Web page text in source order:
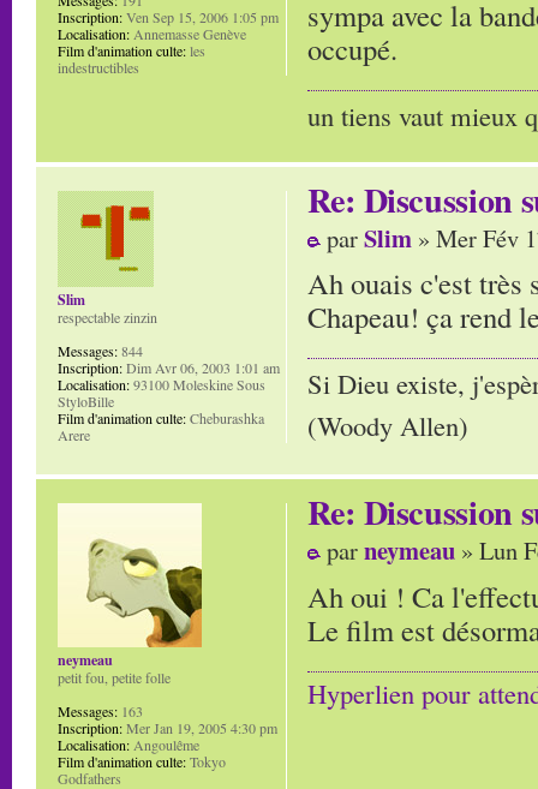
sympa avec la
occupé.
un tiens vaut mieux
Inscription:Ven Sep 15, 2006 1:05 pm
Localisation: Annemasse Genève
Film d'animation culte:les
indestructibles
Re: Discussion
parSlim » Mer Fév
Ah ouais c'est très
Chapeau! ça rend
Si Dieu existe,
(Woody Allen)
Slim
respectable zinzin
Messages:844
Inscription:Dim Avr 06, 2003 1:01 am
Localisation:93100 Moleskine Sous
StyloBille
Film d'animation culte:Cheburashka
Arere
Re: Discussion
parneymeau » Lun
Ah oui ! Ca
Le film est
Hyperlien pour
neymeau
petit fou, petite folle
Messages: 163
Inscription:Mer Jan 19, 2005 4:30 pm
Localisation: Angoulême
Film d'animation culte:Tokyo
Godfathers